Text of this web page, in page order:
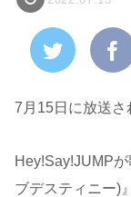
7月15日に放送さ
Hey!Say!JUMP
ブデスティニー)